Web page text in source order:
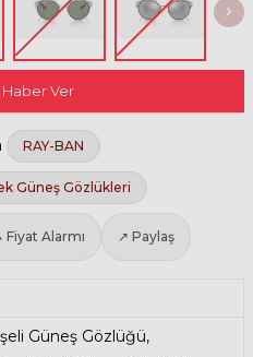
Ver
RAY-BAN
Güneş Gözlükleri
Fiyat Alarmı ↗ Paylaş
Güneş Gözlüğü,